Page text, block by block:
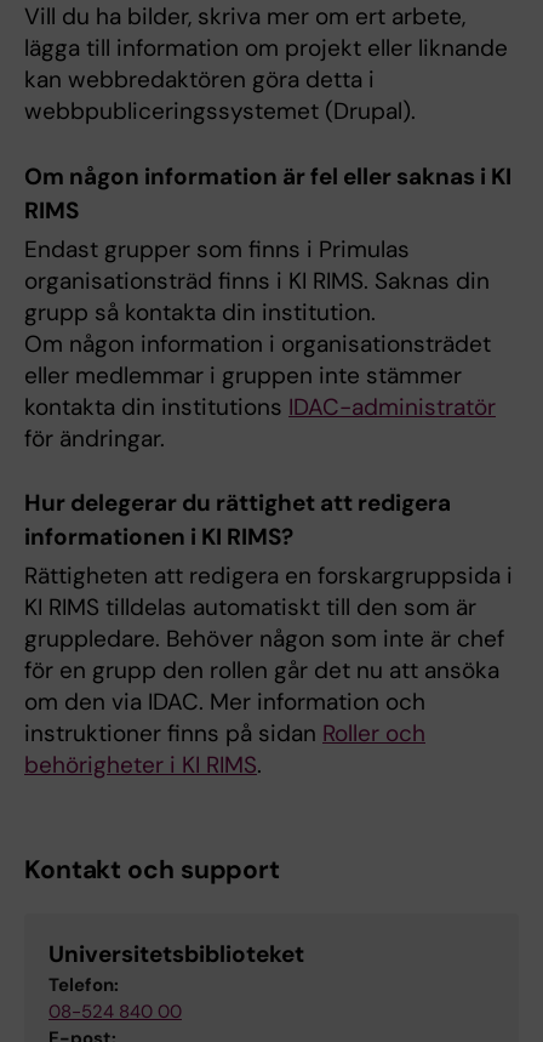
Vill du ha bilder, skriva mer om ert arbete,
lägga till information om projekt eller liknande
kan webbredaktören göra detta i
webbpubliceringssystemet (Drupal).
Om någon information är fel eller saknas i KI
RIMS
Endast grupper som finns i Primulas
organisationsträd finns i KI RIMS. Saknas din
grupp så kontakta din institution.
Om någon information i organisationsträdet
eller medlemmar i gruppen inte stämmer
kontakta din institutions IDAC-administratör
för ändringar.
Hur delegerar du rättighet att redigera
informationen i KI RIMS?
Rättigheten att redigera en forskargruppsida i
KI RIMS tilldelas automatiskt till den som är
gruppledare. Behöver någon som inte är chef
för en grupp den rollen går det nu att ansöka
om den via IDAC. Mer information och
instruktioner finns på sidan Roller och
behörigheter i KI RIMS.
Kontakt och support
Universitetsbiblioteket
Telefon:
08-524 840 00